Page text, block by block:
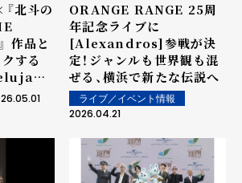
北斗の
する
」
！
ORANGE RANGE 25周
年記念ライブに
[Alexandros]参戦が決
定！ジャンルも世界観も混
ぜる、横浜で新たな伝説へ
ライブ／イベント情報
2026.04.21